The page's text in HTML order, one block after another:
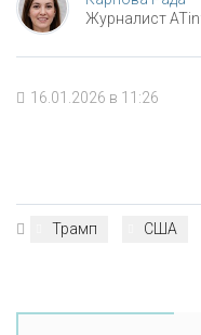
Журналист
16.01.2026 в 11:26
Трамп США